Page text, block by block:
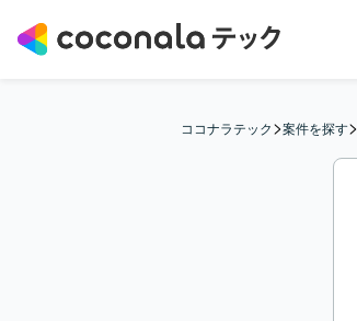
ココナラテック>案件を探す>